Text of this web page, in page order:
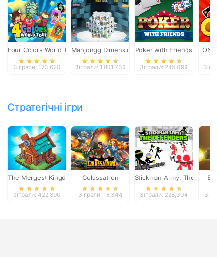
Four Colors World Tour
Зіграли: 173,620
Mahjongg Dimensions
Зіграли: 1,801,736
Poker with Friends
Зіграли: 245,099
Стратегічні ігри
The Mergest Kingdom
Зіграли: 422,890
Colossatron
Зіграли: 16,344
Stickman Army: The
Зіграли: 228,304